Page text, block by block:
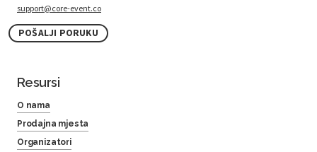
support@core-event.co
POŠALJI PORUKU
Resursi
O nama
Prodajna mjesta
Organizatori